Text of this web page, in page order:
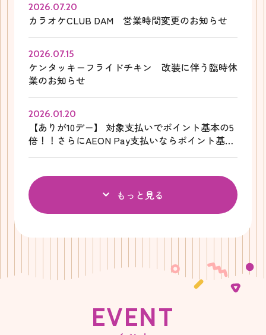
2026.07.20
カラオケCLUB DAM 営業時間変更のお知らせ
2026.07.15
ケンタッキーフライドチキン 改装に伴う臨時休
業のお知らせ
2026.01.20
【ありが10デー】 対象支払いでポイント基本の5
倍！！さらにAEON Pay支払いならポイント基本
もっと見る
EVENT